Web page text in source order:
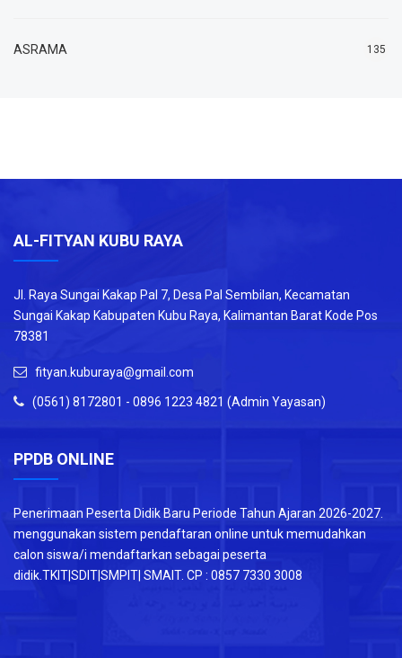
ASRAMA 135
AL-FITYAN KUBU RAYA
Jl. Raya Sungai Kakap Pal 7, Desa Pal Sembilan, Kecamatan
Sungai Kakap Kabupaten Kubu Raya, Kalimantan Barat Kode Pos
78381
fityan.kuburaya@gmail.com
(0561) 8172801 - 0896 1223 4821 (Admin Yayasan)
PPDB ONLINE
Penerimaan Peserta Didik Baru Periode Tahun Ajaran 2026-2027.
menggunakan sistem pendaftaran online untuk memudahkan
calon siswa/i mendaftarkan sebagai peserta
didik.TKIT|SDIT|SMPIT| SMAIT. CP : 0857 7330 3008